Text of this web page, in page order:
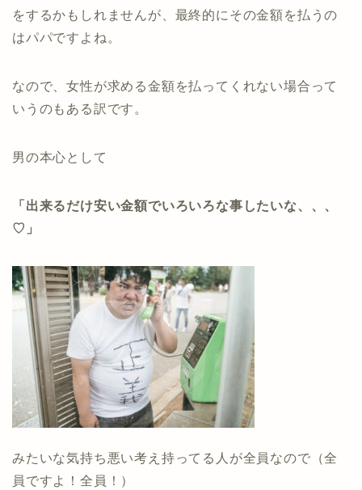
をするかもしれませんが、最終的にその金額を払うの
はパパですよね。
なので、女性が求める金額を払ってくれない場合って
いうのもある訳です。
男の本心として
「出来るだけ安い金額でいろいろな事したいな、、、
♡」
みたいな気持ち悪い考え持ってる人が全員なので（全
員ですよ！全員！）